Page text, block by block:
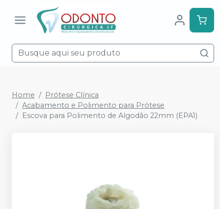
Home
Prótese Clínica
Acabamento e Polimento para Prótese
Escova para Polimento de Algodão 22mm (EPA1)